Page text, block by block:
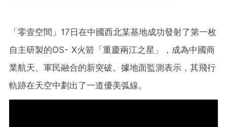
「零壹空間」17日在中國西北某基地成功發射了第一枚
自主研製的OS- X火箭「重慶兩江之星」，成為中國商
業航天、軍民融合的新突破。據地面監測表示，其飛行
軌跡在天空中劃出了一道優美弧線。